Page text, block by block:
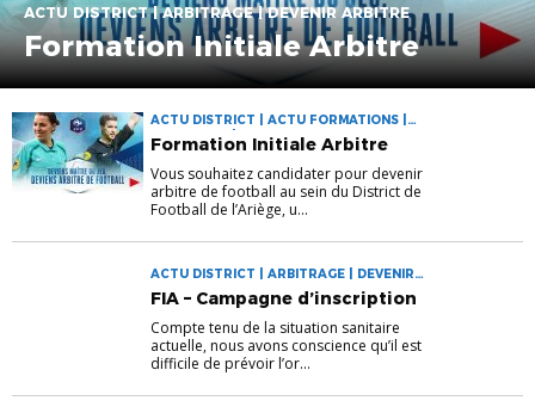
ACTU DISTRICT | ARBITRAGE | DEVENIR ARBITRE
Formation Initiale Arbitre
ACTU DISTRICT | ACTU FORMATIONS |
ARBITRAGE | DEVENIR ARBITRE
Formation Initiale Arbitre
Vous souhaitez candidater pour devenir
arbitre de football au sein du District de
Football de l’Ariège, u...
ACTU DISTRICT | ARBITRAGE | DEVENIR
FIA – Campagne d’inscription
Compte tenu de la situation sanitaire
actuelle, nous avons conscience qu’il est
difficile de prévoir l’or...